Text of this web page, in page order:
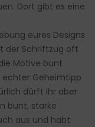
Dort gibt es eine
eures Designs
der Schriftzug oft
Motive bunt
echter Geheimtipp
dürft ihr aber
bunt, starke
aus und habt